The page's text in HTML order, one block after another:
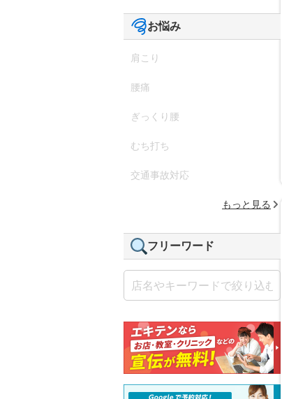
お悩み
肩こり
腰痛
ぎっくり腰
むち打ち
交通事故対応
もっと見る
フリーワード